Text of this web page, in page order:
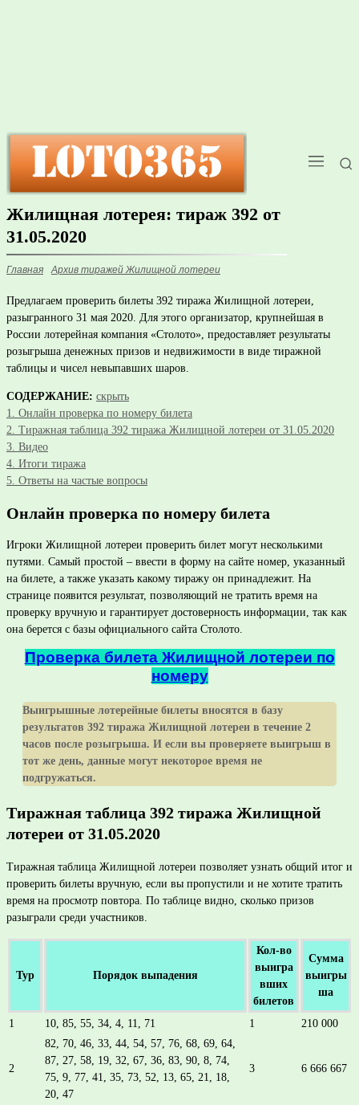
Жилищная лотерея: тираж 392 от
31.05.2020
Главная Архив тиражей Жилищной лотереи
Предлагаем проверить билеты 392 тиража Жилищной лотереи,
разыгранного 31 мая 2020. Для этого организатор, крупнейшая в
России лотерейная компания «Столото», предоставляет результаты
розыгрыша денежных призов и недвижимости в виде тиражной
таблицы и чисел невыпавших шаров.
СОДЕРЖАНИЕ: скрыть
1. Онлайн проверка по номеру билета
2. Тиражная таблица 392 тиража Жилищной лотереи от 31.05.2020
3. Видео
4. Итоги тиража
5. Ответы на частые вопросы
Онлайн проверка по номеру билета
Игроки Жилищной лотереи проверить билет могут несколькими
путями. Самый простой – ввести в форму на сайте номер, указанный
на билете, а также указать какому тиражу он принадлежит. На
странице появится результат, позволяющий не тратить время на
проверку вручную и гарантирует достоверность информации, так как
она берется с базы официального сайта Столото.
Проверка билета Жилищной лотереи по
номеру
Выигрышные лотерейные билеты вносятся в базу
результатов 392 тиража Жилищной лотереи в течение 2
часов после розыгрыша. И если вы проверяете выигрыш в
тот же день, данные могут некоторое время не
подгружаться.
Тиражная таблица 392 тиража Жилищной
лотереи от 31.05.2020
Тиражная таблица Жилищной лотереи позволяет узнать общий итог и
проверить билеты вручную, если вы пропустили и не хотите тратить
время на просмотр повтора. По таблице видно, сколько призов
разыграли среди участников.
Тур Порядок выпадения
Кол-во
выигра
вших
билетов
Сумма
выигры
ша
1 10, 85, 55, 34, 4, 11, 71 1 210 000
2
82, 70, 46, 33, 44, 54, 57, 76, 68, 69, 64,
87, 27, 58, 19, 32, 67, 36, 83, 90, 8, 74,
75, 9, 77, 41, 35, 73, 52, 13, 65, 21, 18,
20, 47
3 6 666 667